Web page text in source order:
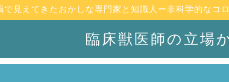
で見えてきたおかしな専門家と知識人ー非科学的なコ
臨床獣医師の立場